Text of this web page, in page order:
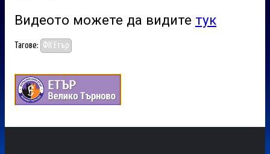
Видеото можете да видите тук
Тагове: ФК Етър